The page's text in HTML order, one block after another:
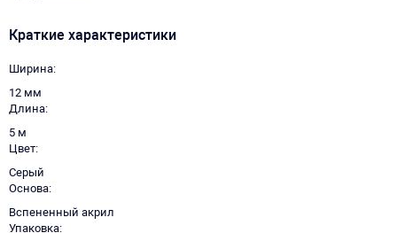
Краткие характеристики
Ширина
12 мм
Длина
5 м
Цвет
Серый
Основа
Вспененный акрил
Упаковка